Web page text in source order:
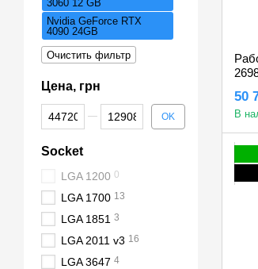
50
В
3060 12 GB
Nvidia GeForce RTX
4090 24GB
Очистить фильтр
Цена, грн
От Цена, грн
До Цена, грн OK
Socket
LGA 1200 0
LGA 1700 13
LGA 1851 3
LGA 2011 v3 16
LGA 3647 4